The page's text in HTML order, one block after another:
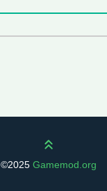
Scroll up
©2025 Gamemod.org